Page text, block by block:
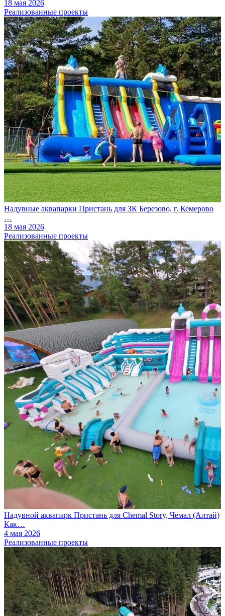
18 мая 2026
Реализованные проекты
Надувные аквапарки Пристань для ЗК Березово, г. Кемерово
…
18 мая 2026
Реализованные проекты
Надувной аквапарк Пристань для Chemal Story, Чемал (Алтай)
Как…
4 мая 2026
Реализованные проекты